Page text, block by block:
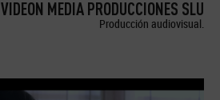
VIDEON MEDIA PRODUCCIONES SLU
Producción audiovisual.